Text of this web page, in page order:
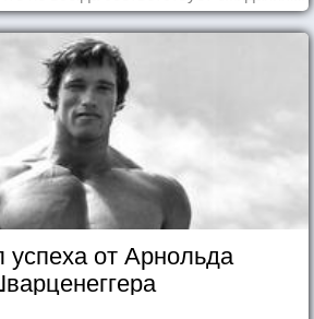
успеха от Арнольда